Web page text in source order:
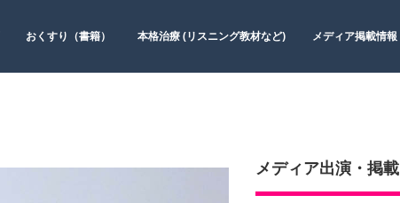
おくすり（書籍） 本格治療 (リスニング教材など) メディア掲載情報
メディア出演・掲載